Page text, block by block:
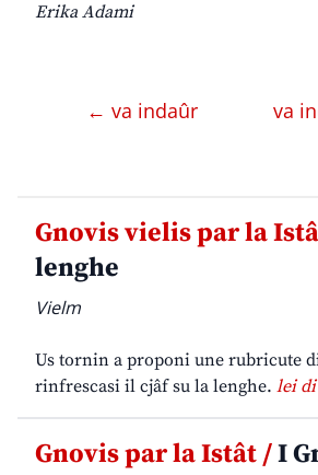
Erika Adami
← va indaûr va
Gnovis vielis par la
lenghe
Vielm
Us tornin a proponi une rubricute
rinfrescasi il cjâf su la lenghe. lei
Gnovis par la Istât /I